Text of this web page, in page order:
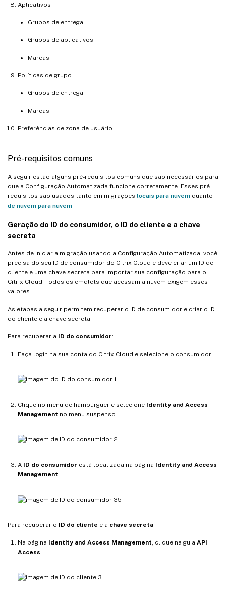
Aplicativos
Grupos de entrega
Grupos de aplicativos
Marcas
Políticas de grupo
Grupos de entrega
Marcas
Preferências de zona de usuário
Pré-requisitos comuns
A seguir estão alguns pré-requisitos comuns que são necessários para
que a Configuração Automatizada funcione corretamente. Esses pré-
requisitos são usados tanto em migrações locais para nuvem quanto
de nuvem para nuvem.
Geração do ID do consumidor, o ID do cliente e a chave
secreta
Antes de iniciar a migração usando a Configuração Automatizada, você
precisa do seu ID de consumidor do Citrix Cloud e deve criar um ID de
cliente e uma chave secreta para importar sua configuração para o
Citrix Cloud. Todos os cmdlets que acessam a nuvem exigem esses
valores.
As etapas a seguir permitem recuperar o ID de consumidor e criar o ID
do cliente e a chave secreta.
Para recuperar a ID do consumidor:
Faça login na sua conta do Citrix Cloud e selecione o consumidor.
Clique no menu de hambúrguer e selecione Identity and Access
Management no menu suspenso.
A ID do consumidor está localizada na página Identity and Access
Management.
Para recuperar o ID do cliente e a chave secreta:
Na página Identity and Access Management, clique na guia API
Access.